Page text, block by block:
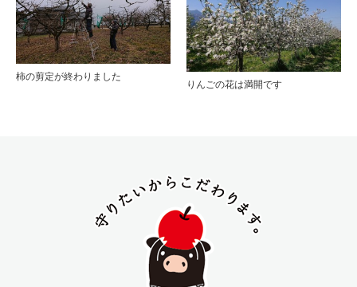
柿の剪定が終わりました
りんごの花は満開です